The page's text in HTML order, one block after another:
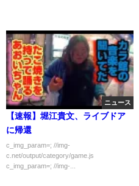
ニュース
【速報】堀江貴文、ライブドア
に帰還
c_img_param=; //img-
c.net/output/category/game.js
c_img_param=; //img-...